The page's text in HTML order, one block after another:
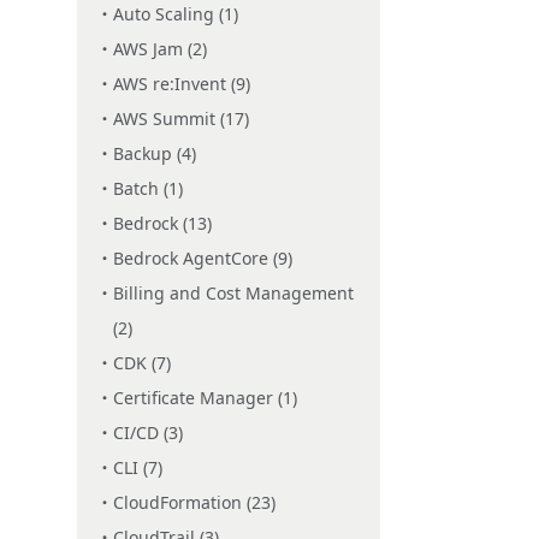
Auto Scaling (1)
AWS Jam (2)
AWS re:Invent (9)
AWS Summit (17)
Backup (4)
Batch (1)
Bedrock (13)
Bedrock AgentCore (9)
Billing and Cost Management
(2)
CDK (7)
Certificate Manager (1)
CI/CD (3)
CLI (7)
CloudFormation (23)